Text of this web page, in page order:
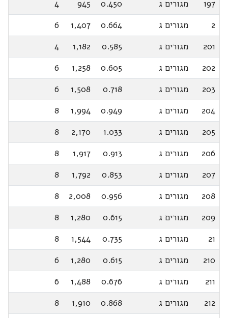
197
מגורים ג 0.450
945
4
2
מגורים ג 0.664
1,407
6
201
מגורים ג 0.585
1,182
4
202
מגורים ג 0.605
1,258
6
203
מגורים ג 0.718
1,508
6
204
מגורים ג 0.949
1,994
8
205
מגורים ג 1.033
2,170
8
206
מגורים ג 0.913
1,917
8
207
מגורים ג 0.853
1,792
8
208
מגורים ג 0.956
2,008
8
209
מגורים ג 0.615
1,280
8
21
מגורים ג 0.735
1,544
8
210
מגורים ג 0.615
1,280
6
211
מגורים ג 0.676
1,488
6
212
מגורים ג 0.868
1,910
8